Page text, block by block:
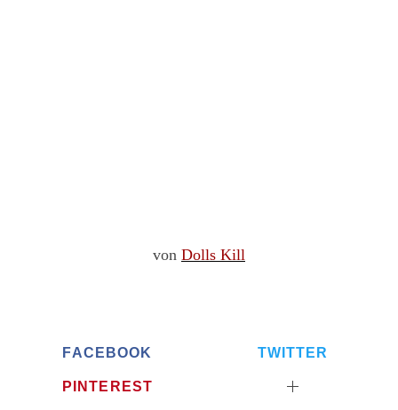
von Dolls Kill
FACEBOOK TWITTER
PINTEREST